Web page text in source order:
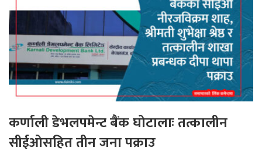
कर्णाली डेभलपमेन्ट बैंक घोटालाः तत्कालीन
सीईओसहित तीन जना पक्राउ